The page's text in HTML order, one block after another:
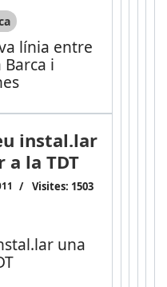
línia entre
i
instal.lar
a la TDT
Visites: 1503
una